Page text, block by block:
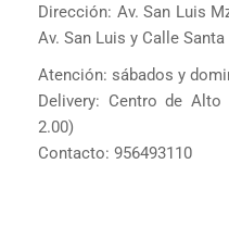
Dirección: Av. San Luis
Av. San Luis y Calle
Atención: sábados y
Delivery: Centro de
2.00)
Contacto: 956493110